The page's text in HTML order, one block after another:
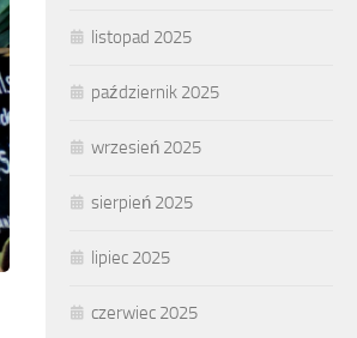
listopad 2025
październik 2025
wrzesień 2025
sierpień 2025
lipiec 2025
czerwiec 2025